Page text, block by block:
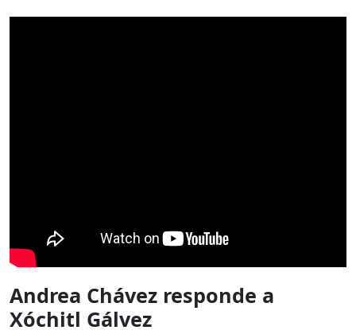
Andrea Chávez responde a
Xóchitl Gálvez